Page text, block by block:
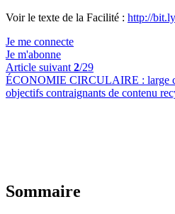
Voir le texte de la Facilité : http://
Je me connecte
Je m'abonne
Article suivant 2/29
ÉCONOMIE CIRCULAIRE : large
objectifs contraignants de contenu
Sommaire